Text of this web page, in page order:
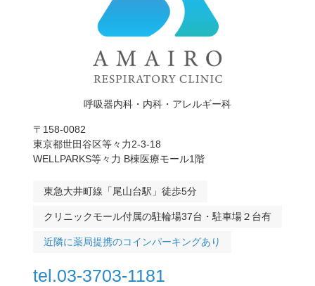
呼吸器内科・内科・アレルギー科
〒158-0082
東京都世田谷区等々力2-3-18
WELLPARKS等々力 B棟医療モール1階
東急大井町線「尾山台駅」徒歩5分
クリニックモール付属の駐輪場37台・駐車場２台有
近隣に薬局提携のコインパーキングあり
tel.03-3703-1181